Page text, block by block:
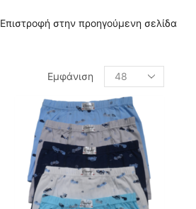
Επιστροφή στην προηγούμενη σελίδα
Εμφάνιση
Products
per
page